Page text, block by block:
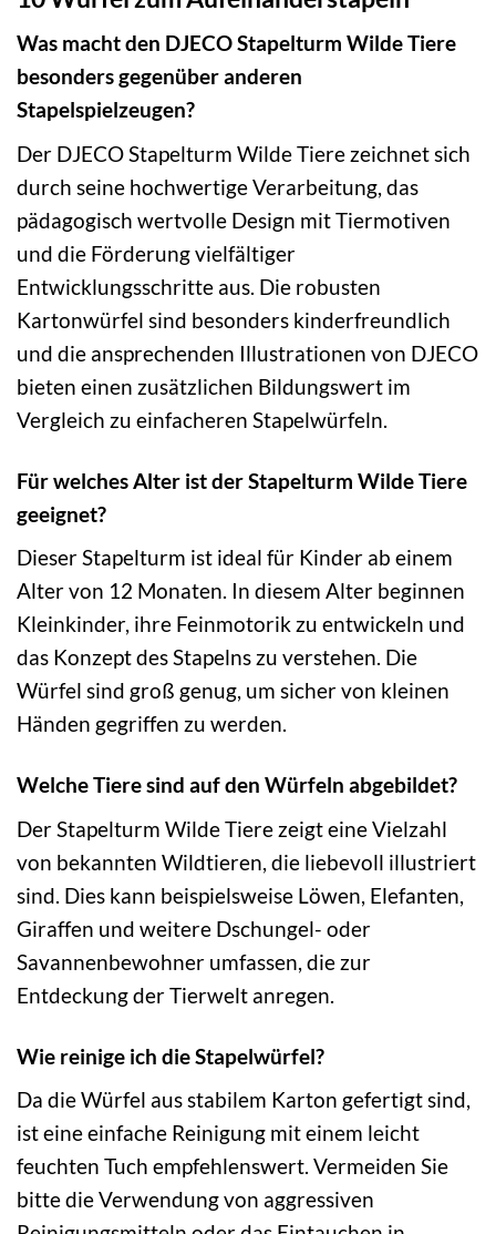
Was macht den DJECO Stapelturm Wilde Tiere
besonders gegenüber anderen
Stapelspielzeugen?
Der DJECO Stapelturm Wilde Tiere zeichnet sich
durch seine hochwertige Verarbeitung, das
pädagogisch wertvolle Design mit Tiermotiven
und die Förderung vielfältiger
Entwicklungsschritte aus. Die robusten
Kartonwürfel sind besonders kinderfreundlich
und die ansprechenden Illustrationen von DJECO
bieten einen zusätzlichen Bildungswert im
Vergleich zu einfacheren Stapelwürfeln.
Für welches Alter ist der Stapelturm Wilde Tiere
geeignet?
Dieser Stapelturm ist ideal für Kinder ab einem
Alter von 12 Monaten. In diesem Alter beginnen
Kleinkinder, ihre Feinmotorik zu entwickeln und
das Konzept des Stapelns zu verstehen. Die
Würfel sind groß genug, um sicher von kleinen
Händen gegriffen zu werden.
Welche Tiere sind auf den Würfeln abgebildet?
Der Stapelturm Wilde Tiere zeigt eine Vielzahl
von bekannten Wildtieren, die liebevoll illustriert
sind. Dies kann beispielsweise Löwen, Elefanten,
Giraffen und weitere Dschungel- oder
Savannenbewohner umfassen, die zur
Entdeckung der Tierwelt anregen.
Wie reinige ich die Stapelwürfel?
Da die Würfel aus stabilem Karton gefertigt sind,
ist eine einfache Reinigung mit einem leicht
feuchten Tuch empfehlenswert. Vermeiden Sie
bitte die Verwendung von aggressiven